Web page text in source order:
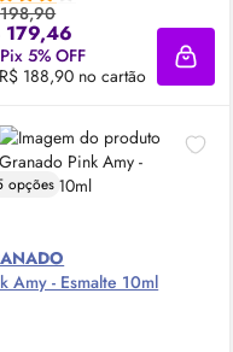
sacola
179,46
5% OFF
188,90 no cartão
opções
Amy - Esmalte 10ml